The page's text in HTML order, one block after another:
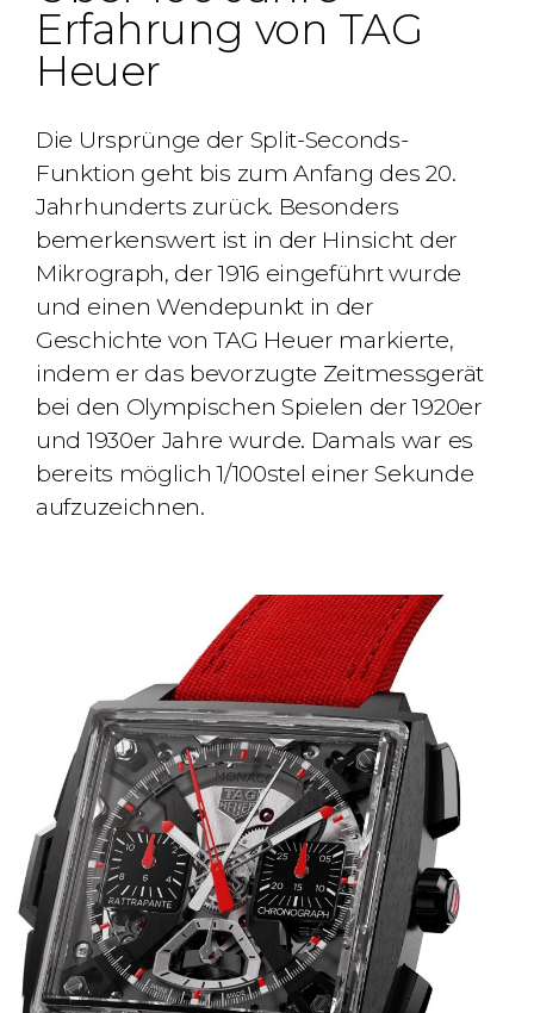
Erfahrung von TAG
Heuer
Die Ursprünge der Split-Seconds-
Funktion geht bis zum Anfang des 20.
Jahrhunderts zurück. Besonders
bemerkenswert ist in der Hinsicht der
Mikrograph, der 1916 eingeführt wurde
und einen Wendepunkt in der
Geschichte von TAG Heuer markierte,
indem er das bevorzugte Zeitmessgerät
bei den Olympischen Spielen der 1920er
und 1930er Jahre wurde. Damals war es
bereits möglich 1/100stel einer Sekunde
aufzuzeichnen.